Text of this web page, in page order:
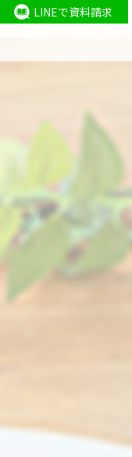
LINEで資料請求